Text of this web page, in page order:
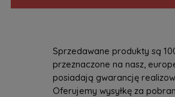
Sprzedawane produkty są
przeznaczone na nasz,
posiadają gwarancję
Oferujemy wysyłkę za